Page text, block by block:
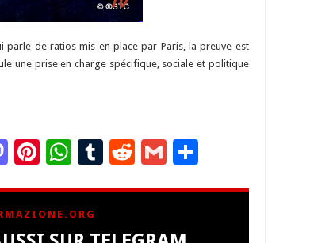
de ratios mis en place par Paris, la preuve est
une prise en charge spécifique, sociale et politique
M
to
d
Pi
er
es
W
at
sA
T
bl
R
di
G
l
P